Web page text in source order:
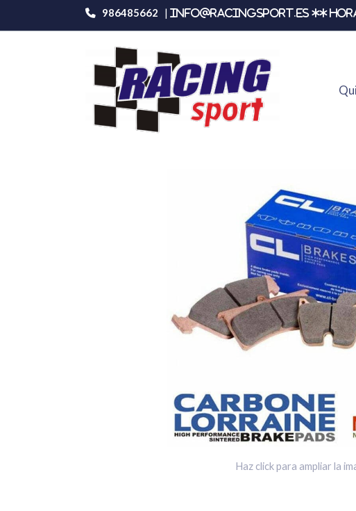
986485662 | info@racingsport.es **
Productos Carbone Lorraine 4127rc8
Haz click para ampliar la